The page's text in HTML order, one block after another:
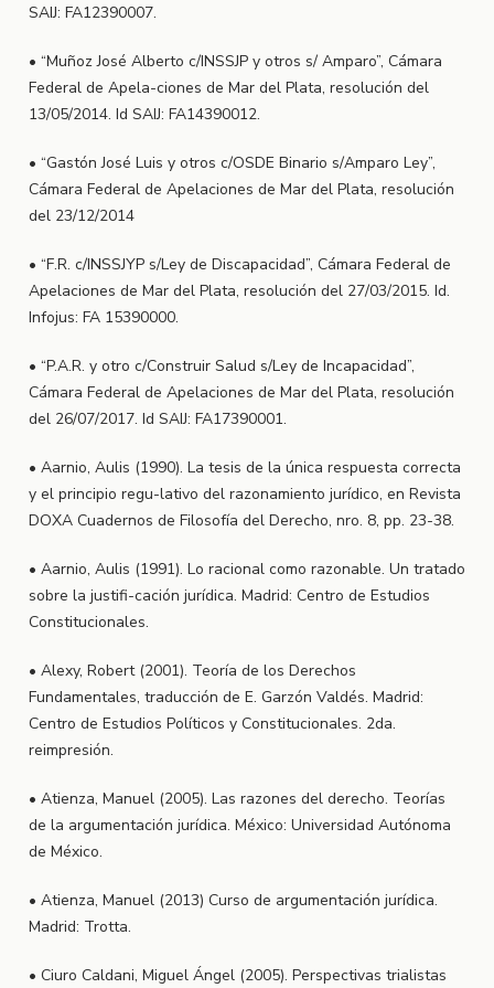
SAIJ: FA12390007.
• “Muñoz José Alberto c/INSSJP y otros s/ Amparo”, Cámara
Federal de Apela-ciones de Mar del Plata, resolución del
13/05/2014. Id SAIJ: FA14390012.
• “Gastón José Luis y otros c/OSDE Binario s/Amparo Ley”,
Cámara Federal de Apelaciones de Mar del Plata, resolución
del 23/12/2014
• “F.R. c/INSSJYP s/Ley de Discapacidad”, Cámara Federal de
Apelaciones de Mar del Plata, resolución del 27/03/2015. Id.
Infojus: FA 15390000.
• “P.A.R. y otro c/Construir Salud s/Ley de Incapacidad”,
Cámara Federal de Apelaciones de Mar del Plata, resolución
del 26/07/2017. Id SAIJ: FA17390001.
• Aarnio, Aulis (1990). La tesis de la única respuesta correcta
y el principio regu-lativo del razonamiento jurídico, en Revista
DOXA Cuadernos de Filosofía del Derecho, nro. 8, pp. 23-38.
• Aarnio, Aulis (1991). Lo racional como razonable. Un tratado
sobre la justifi-cación jurídica. Madrid: Centro de Estudios
Constitucionales.
• Alexy, Robert (2001). Teoría de los Derechos
Fundamentales, traducción de E. Garzón Valdés. Madrid:
Centro de Estudios Políticos y Constitucionales. 2da.
reimpresión.
• Atienza, Manuel (2005). Las razones del derecho. Teorías
de la argumentación jurídica. México: Universidad Autónoma
de México.
• Atienza, Manuel (2013) Curso de argumentación jurídica.
Madrid: Trotta.
• Ciuro Caldani, Miguel Ángel (2005). Perspectivas trialistas